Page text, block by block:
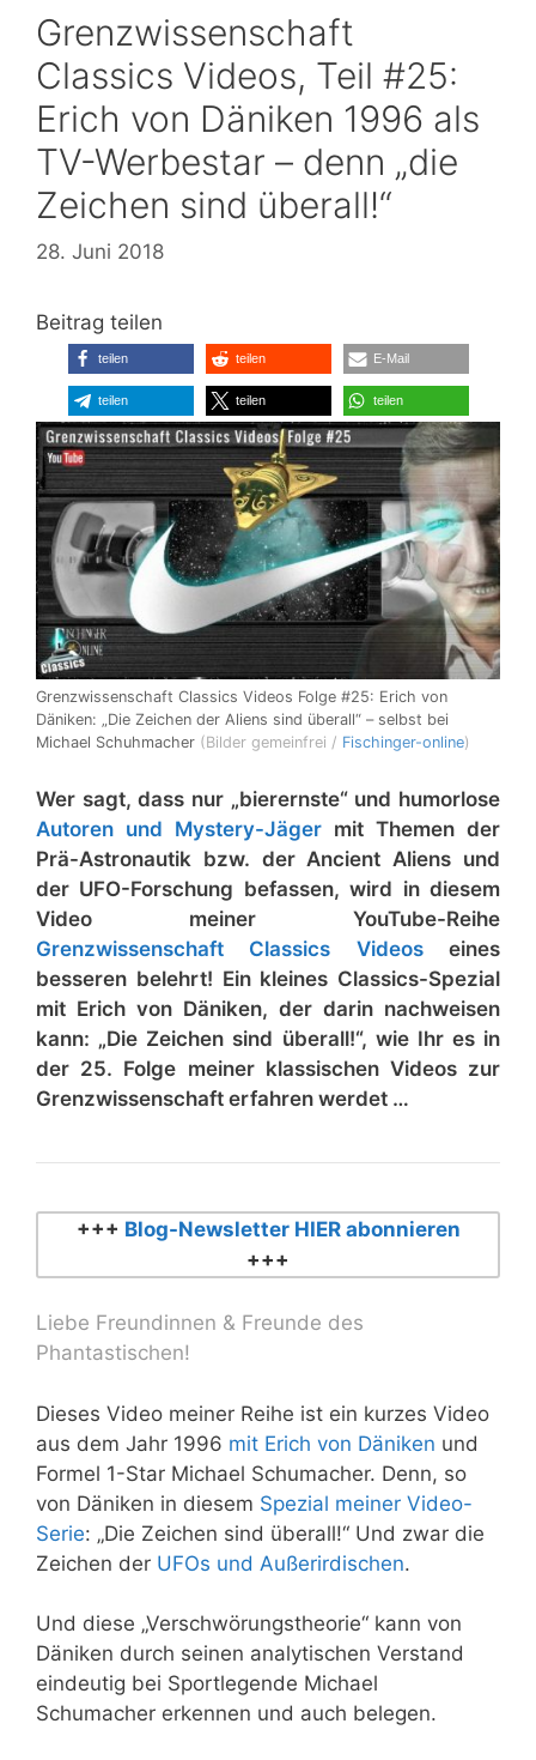
Grenzwissenschaft
Classics Videos, Teil #25:
Erich von Däniken 1996 als
TV-Werbestar – denn „die
Zeichen sind überall!“
28. Juni 2018
Beitrag teilen
teilen teilen E-Mail
teilen teilen teilen
Grenzwissenschaft Classics Videos Folge #25: Erich von
Däniken: „Die Zeichen der Aliens sind überall“ – selbst bei
Michael Schuhmacher (Bilder gemeinfrei / Fischinger-online)
Wer sagt, dass nur „bierernste“ und humorlose
Autoren und Mystery-Jäger mit Themen der
Prä-Astronautik bzw. der Ancient Aliens und
der UFO-Forschung befassen, wird in diesem
Video meiner YouTube-Reihe
Grenzwissenschaft Classics Videoseines
besseren belehrt! Ein kleines Classics-Spezial
mit Erich von Däniken, der darin nachweisen
kann: „Die Zeichen sind überall!“, wie Ihr es in
der 25. Folge meiner klassischen Videos zur
Grenzwissenschaft erfahren werdet …
+++ Blog-Newsletter HIER abonnieren
+++
Liebe Freundinnen & Freunde des
Phantastischen!
Dieses Video meiner Reihe ist ein kurzes Video
aus dem Jahr 1996 mit Erich von Däniken und
Formel 1-Star Michael Schumacher. Denn, so
von Däniken in diesem Spezial meiner Video-
Serie: „Die Zeichen sind überall!“ Und zwar die
Zeichen der UFOs und Außerirdischen.
Und diese „Verschwörungstheorie“ kann von
Däniken durch seinen analytischen Verstand
eindeutig bei Sportlegende Michael
Schumacher erkennen und auch belegen.